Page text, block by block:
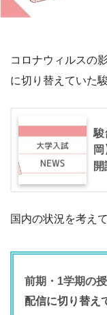
コロナウィルスの
に切り替えていた
駿
開
国内の状況を考えて
前期・1学期の
配信に切り替え